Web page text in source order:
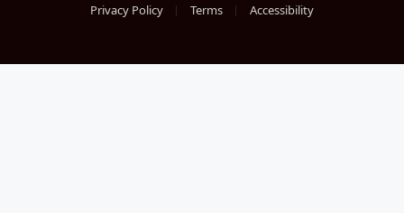
Privacy Policy Terms Accessibility